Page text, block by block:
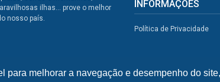
para melhorar a navegação e desempenho do
ilhas... prove o melhor
nosso país.
INFORMAÇÕES
Política de Privacidade